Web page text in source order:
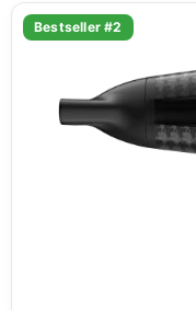
Bestseller #2